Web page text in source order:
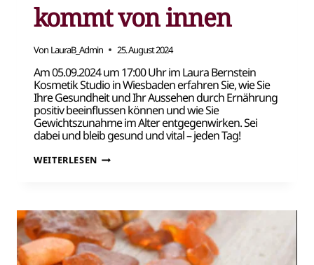
kommt von innen
Von LauraB_Admin 25. August 2024
Am 05.09.2024 um 17:00 Uhr im Laura Bernstein
Kosmetik Studio in Wiesbaden erfahren Sie, wie Sie
Ihre Gesundheit und Ihr Aussehen durch Ernährung
positiv beeinflussen können und wie Sie
Gewichtszunahme im Alter entgegenwirken. Sei
dabei und bleib gesund und vital – jeden Tag!
WEITERLESEN WAHRE
SCHÖNHEIT